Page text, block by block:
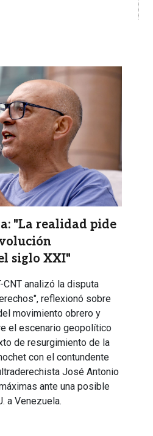
"La realidad pide
siglo XXI"
analizó la disputa
reflexionó sobre
movimiento obrero y
el escenario geopolítico
de resurgimiento de la
con el contundente
José Antonio
ante una posible
a Venezuela.